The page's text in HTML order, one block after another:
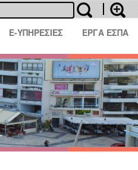
E-ΥΠΗΡΕΣΙΕΣ ΕΡΓΑ ΕΣΠΑ